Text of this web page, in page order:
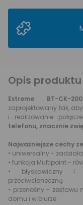
Opis produktu
Extreme BT-CK-200
zaprojektowany tak,
i realizowanie
telefonu, znacznie
Najważniejsze cechy
• uniwersalny -
• funkcja Multipoint -
• błyskawiczny i
przeciwsłoneczną
• przenośny - zestawu
domu i w biurze